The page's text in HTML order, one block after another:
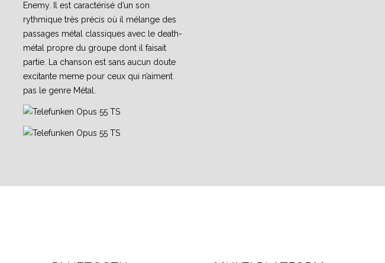
Enemy. Il est caractérisé d’un son
rythmique très précis où il mélange des
passages métal classiques avec le death-
métal propre du groupe dont il faisait
partie. La chanson est sans aucun doute
excitante meme pour ceux qui n’aiment
pas le genre Métal.